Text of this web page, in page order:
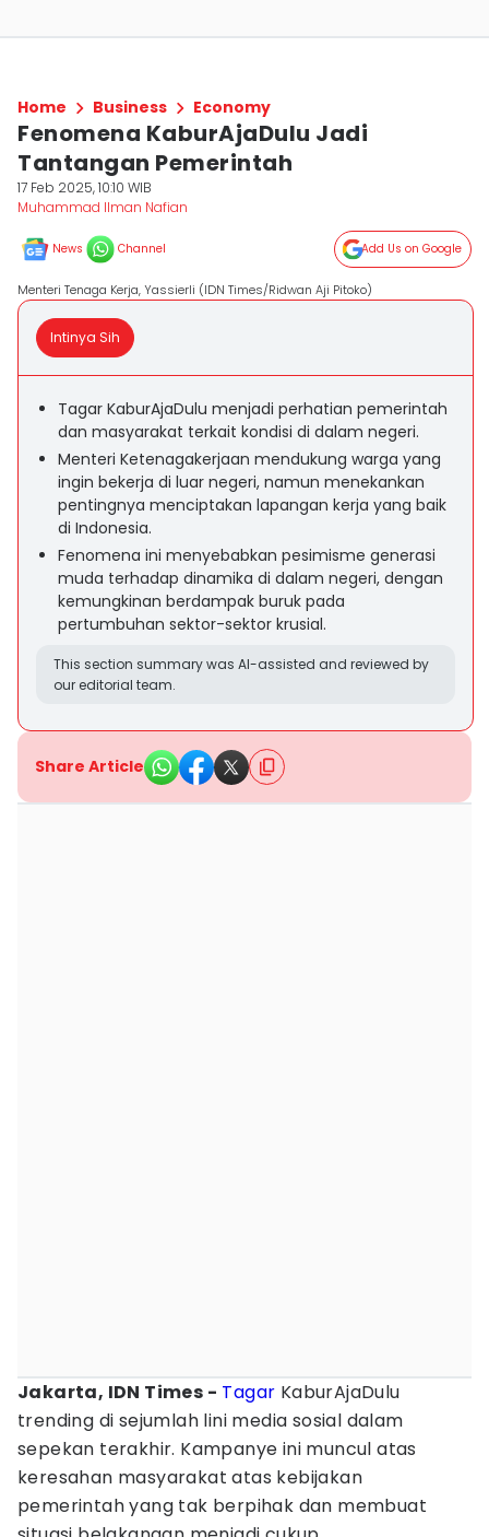
Home Business Economy
Fenomena KaburAjaDulu Jadi
Tantangan Pemerintah
17 Feb 2025, 10:10 WIB
Muhammad Ilman Nafian
News Channel Add Us on Google
Menteri Tenaga Kerja, Yassierli (IDN Times/Ridwan Aji Pitoko)
Intinya Sih
Tagar KaburAjaDulu menjadi perhatian pemerintah
dan masyarakat terkait kondisi di dalam negeri.
Menteri Ketenagakerjaan mendukung warga yang
ingin bekerja di luar negeri, namun menekankan
pentingnya menciptakan lapangan kerja yang baik
di Indonesia.
Fenomena ini menyebabkan pesimisme generasi
muda terhadap dinamika di dalam negeri, dengan
kemungkinan berdampak buruk pada
pertumbuhan sektor-sektor krusial.
This section summary was AI-assisted and reviewed by
our editorial team.
Share Article
Jakarta, IDN Times - Tagar KaburAjaDulu
trending di sejumlah lini media sosial dalam
sepekan terakhir. Kampanye ini muncul atas
keresahan masyarakat atas kebijakan
pemerintah yang tak berpihak dan membuat